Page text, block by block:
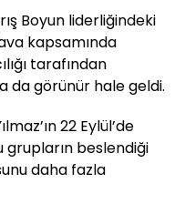
Boyun liderliğindeki
kapsamında
tarafından
da görünür hale geldi.
22 Eylül’de
grupların beslendiği
daha fazla